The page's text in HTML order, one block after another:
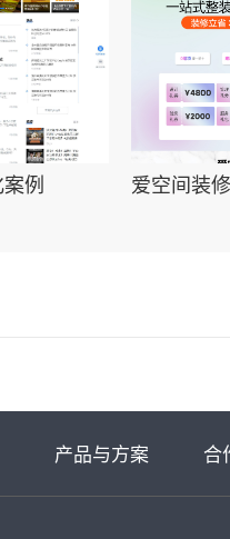
例 爱空间装
产品与方案 合